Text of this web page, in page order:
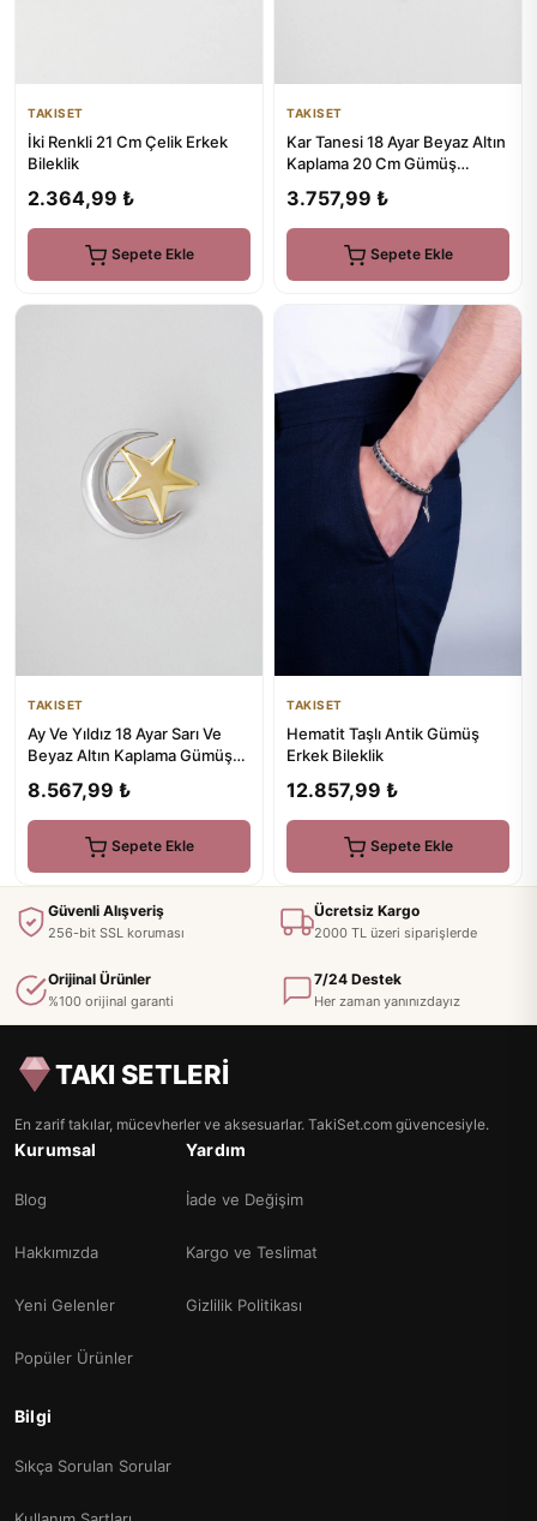
TAKISET
İki Renkli 21 Cm Çelik Erkek
Bileklik
2.364,99 ₺
Sepete Ekle
TAKISET
Kar Tanesi 18 Ayar Beyaz Altın
Kaplama 20 Cm Gümüş
3.757,99 ₺
Sepete Ekle
TAKISET
Ay Ve Yıldız 18 Ayar Sarı Ve
Beyaz Altın Kaplama Gümüş
8.567,99 ₺
Sepete Ekle
TAKISET
Hematit Taşlı Antik Gümüş
Erkek Bileklik
12.857,99 ₺
Sepete Ekle
Güvenli Alışveriş
256-bit SSL koruması
Ücretsiz Kargo
2000 TL üzeri siparişlerde
Orijinal Ürünler
%100 orijinal garanti
7/24 Destek
Her zaman yanınızdayız
TAKI SETLERİ
En zarif takılar, mücevherler ve aksesuarlar. TakiSet.com güvencesiyle.
Kurumsal
Blog
Hakkımızda
Yeni Gelenler
Popüler Ürünler
Yardım
İade ve Değişim
Kargo ve Teslimat
Gizlilik Politikası
Bilgi
Sıkça Sorulan Sorular